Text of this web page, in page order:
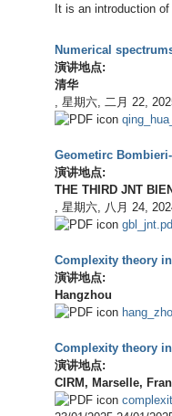
It is an introduction
Numerical
演讲地点:
清华
星期六, 二月 22,
Geometirc
演讲地点:
THE THIRD JNT
星期六, 八月 24,
Complexity theory
演讲地点:
Hangzhou
Complexity theory
演讲地点:
CIRM, Marselle,